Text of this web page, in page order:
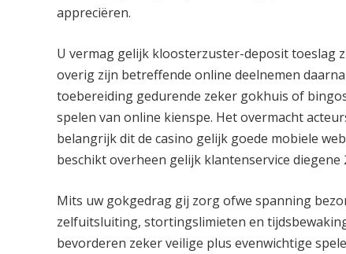
appreciëren.
U vermag gelijk kloosterzuster-deposit toeslag
overig zijn betreffende online deelnemen
toebereiding gedurende zeker gokhuis of
spelen van online kienspe. Het overmacht
belangrijk dit de casino gelijk goede mobiele
beschikt overheen gelijk klantenservice
Mits uw gokgedrag gij zorg ofwe spanning
zelfuitsluiting, stortingslimieten en
bevorderen zeker veilige plus evenwichtige